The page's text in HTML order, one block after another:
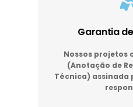
Garantia
Nossos projetos
(Anotação de
Técnica) assinada